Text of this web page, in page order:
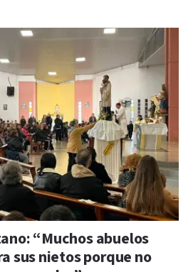
“Muchos abuelos
sus nietos porque no